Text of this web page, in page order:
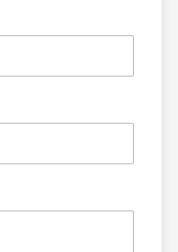
17
18
19
20